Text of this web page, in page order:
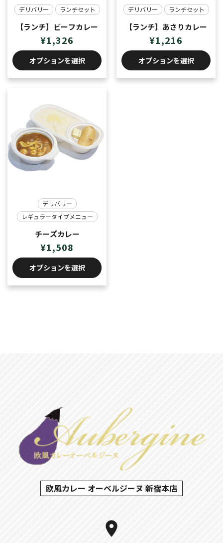
デリバリー ランチセット
【ランチ】ビーフカレー
¥1,326
オプションを選択
デリバリー ランチセット
【ランチ】あさりカレー
¥1,216
オプションを選択
デリバリー
レギュラータイプメニュー
チーズカレー
¥1,508
オプションを選択
欧風カレー オーベルジーヌ 新宿本店
location_on